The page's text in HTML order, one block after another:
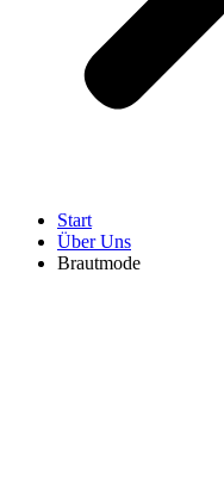
Start
Über Uns
Brautmode